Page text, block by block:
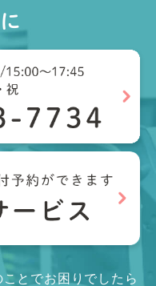
とでお困りでしたら